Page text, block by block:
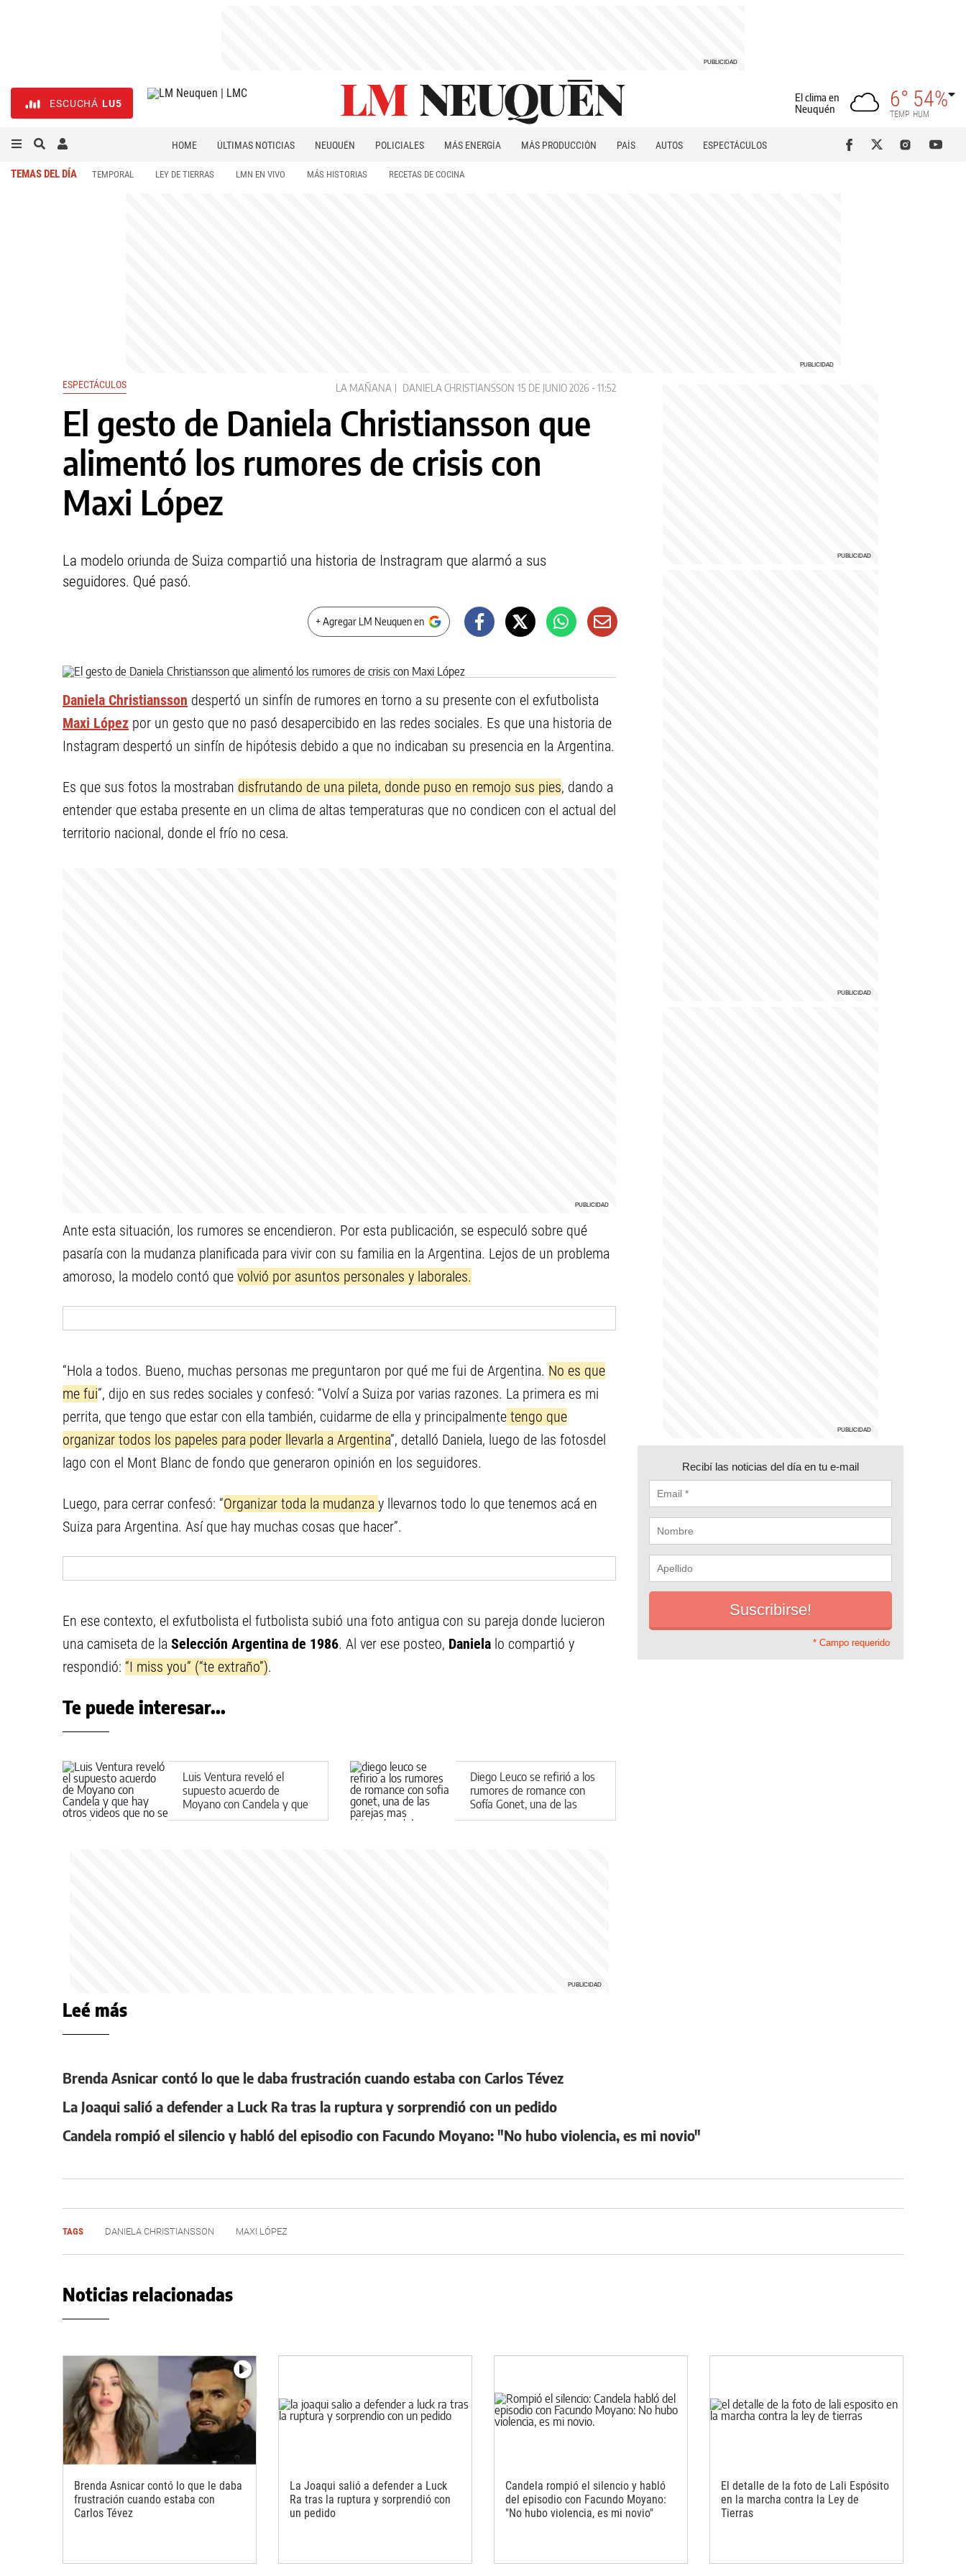
ESCUCHÁ LU5
El clima en
Neuquén
6°
TEMP
54%
HUM
HOME ÚLTIMAS NOTICIAS NEUQUÉN POLICIALES MÁS ENERGÍA MÁS PRODUCCIÓN PAÍS AUTOS
ESPECTÁCULOS
TEMAS DEL DÍA TEMPORAL LEY DE TIERRAS LMN EN VIVO MÁS HISTORIAS RECETAS DE COCINA
ESPECTÁCULOS LA MAÑANA DANIELA CHRISTIANSSON 15 DE JUNIO 2026 - 11:52
El gesto de Daniela Christiansson que
alimentó los rumores de crisis con
Maxi López
La modelo oriunda de Suiza compartió una historia de Instragram que alarmó a sus
seguidores. Qué pasó.
+ Agregar LM Neuquen en
Daniela Christiansson despertó un sinfín de rumores en torno a su presente con el exfutbolista
Maxi López por un gesto que no pasó desapercibido en las redes sociales. Es que una historia de
Instagram despertó un sinfín de hipótesis debido a que no indicaban su presencia en la Argentina.
Es que sus fotos la mostraban disfrutando de una pileta, donde puso en remojo sus pies, dando a
entender que estaba presente en un clima de altas temperaturas que no condicen con el actual del
territorio nacional, donde el frío no cesa.
Ante esta situación, los rumores se encendieron. Por esta publicación, se especuló sobre qué
pasaría con la mudanza planificada para vivir con su familia en la Argentina. Lejos de un problema
amoroso, la modelo contó que volvió por asuntos personales y laborales.
“Hola a todos. Bueno, muchas personas me preguntaron por qué me fui de Argentina. No es que
me fui”, dijo en sus redes sociales y confesó: “Volví a Suiza por varias razones. La primera es mi
perrita, que tengo que estar con ella también, cuidarme de ella y principalmente tengo que
organizar todos los papeles para poder llevarla a Argentina”, detalló Daniela, luego de las fotosdel
lago con el Mont Blanc de fondo que generaron opinión en los seguidores.
Luego, para cerrar confesó: “Organizar toda la mudanza y llevarnos todo lo que tenemos acá en
Suiza para Argentina. Así que hay muchas cosas que hacer”.
En ese contexto, el exfutbolista el futbolista subió una foto antigua con su pareja donde lucieron
una camiseta de la Selección Argentina de 1986. Al ver ese posteo, Daniela lo compartió y
respondió: “I miss you” (“te extraño”).
Te puede interesar...
Luis Ventura reveló el
supuesto acuerdo de
Moyano con Candela y que
hay otros videos que no se
Diego Leuco se refirió a los
rumores de romance con
Sofía Gonet, una de las
parejas más shipeadas del
Recibí las noticias del día en tu e-mail
* Campo requerido
Leé más
Brenda Asnicar contó lo que le daba frustración cuando estaba con Carlos Tévez
La Joaqui salió a defender a Luck Ra tras la ruptura y sorprendió con un pedido
Candela rompió el silencio y habló del episodio con Facundo Moyano: "No hubo violencia, es mi novio"
TAGS DANIELA CHRISTIANSSON MAXI LÓPEZ
Noticias relacionadas
Brenda Asnicar contó lo que le daba
frustración cuando estaba con
Carlos Tévez
La Joaqui salió a defender a Luck
Ra tras la ruptura y sorprendió con
un pedido
Candela rompió el silencio y habló
del episodio con Facundo Moyano:
"No hubo violencia, es mi novio"
El detalle de la foto de Lali Espósito
en la marcha contra la Ley de
Tierras